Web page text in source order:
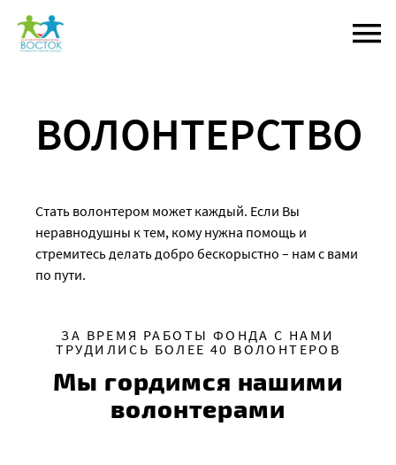
Перейти
содержанию
ВОЛОНТЕРСТВО
Стать волонтером может каждый. Если Вы
неравнодушны к тем, кому нужна помощь и
стремитесь делать добро бескорыстно – нам с вами
по пути.
ЗА ВРЕМЯ РАБОТЫ ФОНДА С НАМИ
ТРУДИЛИСЬ БОЛЕЕ 40 ВОЛОНТЕРОВ
Мы гордимся нашими
волонтерами